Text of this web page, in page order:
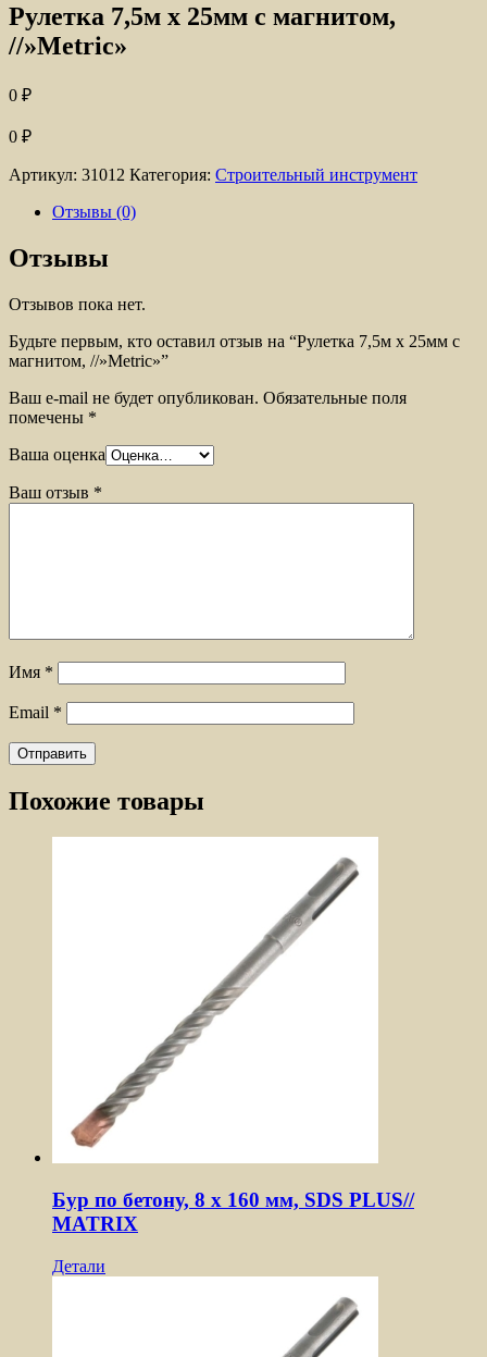
Рулетка 7,5м х 25мм с магнитом,
//»Metric»
0 ₽
0 ₽
Артикул: 31012 Категория: Строительный инструмент
Отзывы (0)
Отзывы
Отзывов пока нет.
Будьте первым, кто оставил отзыв на “Рулетка 7,5м х 25мм с
магнитом, //»Metric»”
Ваш e-mail не будет опубликован. Обязательные поля
помечены *
Ваша оценка
Ваш отзыв *
Имя *
Email *
Похожие товары
Бур по бетону, 8 x 160 мм, SDS PLUS//
MATRIX
Детали